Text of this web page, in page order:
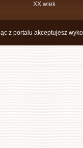
XX wiek
z portalu akceptujesz